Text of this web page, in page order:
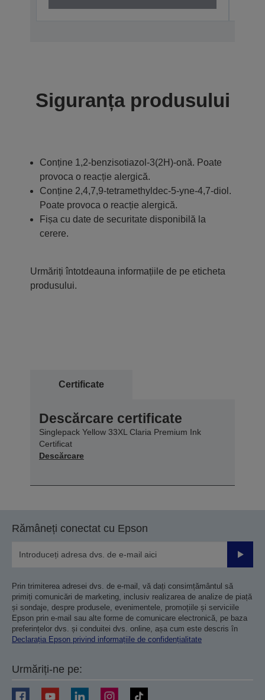
Siguranța produsului
Conține 1,2-benzisotiazol-3(2H)-onă. Poate
provoca o reacție alergică.
Conține 2,4,7,9-tetramethyldec-5-yne-4,7-diol.
Poate provoca o reacție alergică.
Fișa cu date de securitate disponibilă la
cerere.
Urmăriți întotdeauna informațiile de pe eticheta
produsului.
Certificate
Descărcare certificate
Singlepack Yellow 33XL Claria Premium Ink
Certificat
Descărcare
Rămâneți conectat cu Epson
Prin trimiterea adresei dvs. de e-mail, vă dați consimțământul să
primiți comunicări de marketing, inclusiv realizarea de analize de piață
și sondaje, despre produsele, evenimentele, promoțiile și serviciile
Epson prin e-mail sau alte forme de comunicare electronică, pe baza
preferințelor dvs. și conduitei dvs. online, așa cum este descris în
Declarația Epson privind informațiile de confidențialitate
Urmăriți-ne pe: